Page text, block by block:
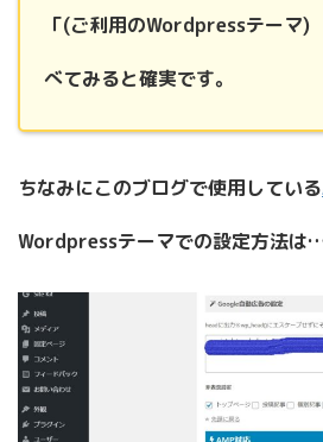
「(ご利用のWordpressテーマ
べてみると確実です。
ちなみにこのブログで使用している
Wordpressテーマでの設定方法